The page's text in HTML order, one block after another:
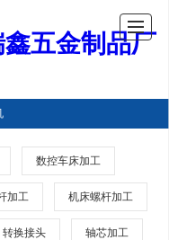
五金制品厂
数控车床加工
加工 机床螺杆加工
转换接头 轴芯加工